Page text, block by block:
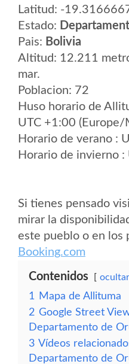
Latitud: -
Estado:
Pais: Bolivia
Altitud: 12.211
mar.
Poblacion: 72
Huso horario de
UTC +1:00 (Europe/
Horario de verano :
Horario de invierno :
Si tienes pensado
mirar la
este pueblo o en los
Booking.com
Contenidos ocultar
1
Mapa de Allituma
2 Google Street
Departamento de
3 Vídeos
Departamento de